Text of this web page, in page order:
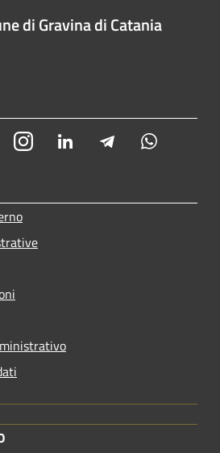
di Gravina di Catania
YoutubeInstagram LinkedIn Telegram